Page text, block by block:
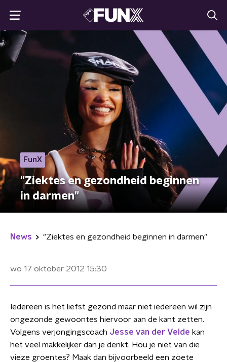
FunX
"Ziektes en gezondheid beginnen
in darmen"
News "Ziektes en gezondheid beginnen in darmen"
wo 17 oktober 2012 15:30
Iedereen is het liefst gezond maar niet iedereen wil zijn
ongezonde gewoontes hiervoor aan de kant zetten.
Volgens verjongingscoach Jesse van der Velde kan
het veel makkelijker dan je denkt. Hou je niet van die
vieze groentes? Maak dan bijvoorbeeld een zoete